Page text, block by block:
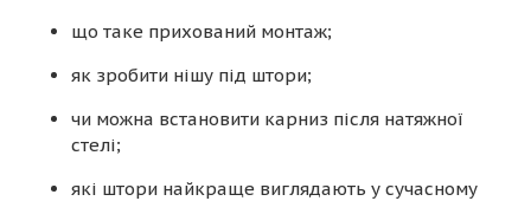
що таке прихований монтаж;
як зробити нішу під штори;
чи можна встановити карниз після натяжної
стелі;
які штори найкраще виглядають у сучасному